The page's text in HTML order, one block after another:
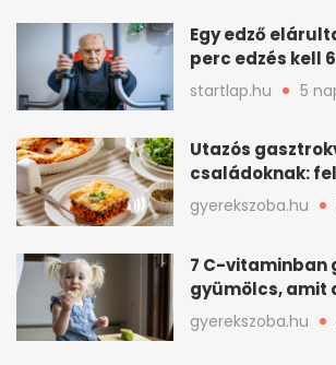
Egy edző
perc edzés kell
mindenkinek
startlap.hu 5
Utazós
családoknak:
asadót és
gyerekszoba.hu
7 C-vitaminban
gyümölcs, amit
is szívesen
gyerekszoba.hu